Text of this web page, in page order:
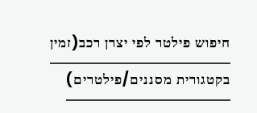
חיפוש פילטר לפי יצרן רכב(זמין
בקטגורית מסננים/פילטרים)